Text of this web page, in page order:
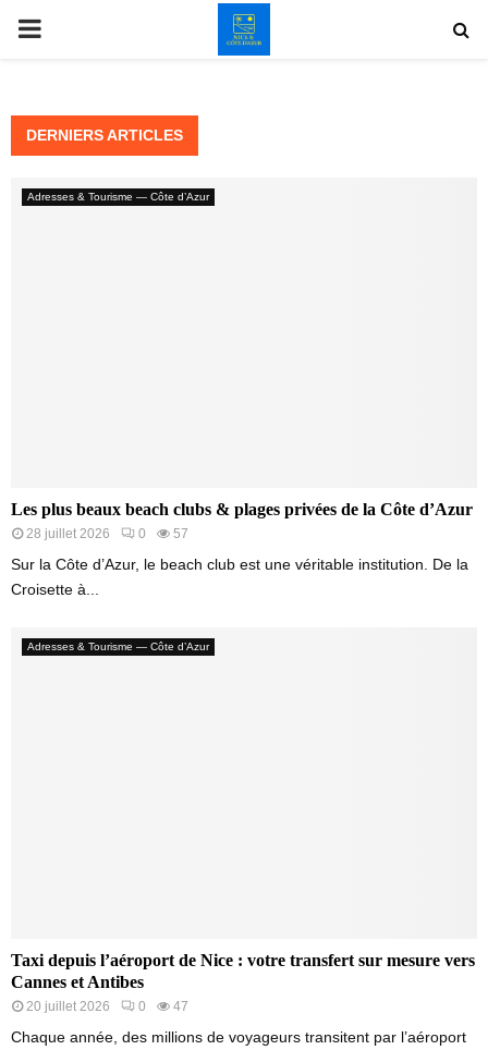
PRIMARY
DERNIERS ARTICLES
Adresses & Tourisme — Côte d’Azur
Les plus beaux beach clubs & plages privées de la Côte d’Azur
28 juillet 2026 0 57
Sur la Côte d’Azur, le beach club est une véritable institution. De la
Croisette à...
Adresses & Tourisme — Côte d’Azur
Taxi depuis l’aéroport de Nice : votre transfert sur mesure vers
Cannes et Antibes
20 juillet 2026 0 47
Chaque année, des millions de voyageurs transitent par l’aéroport